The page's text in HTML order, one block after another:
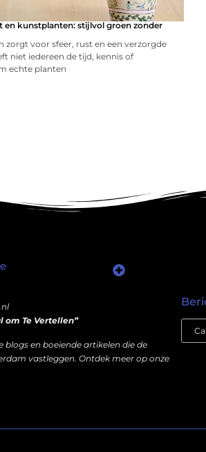
en kunstplanten: stijlvol groen zonder
zorgt voor sfeer, rust en een verzorgde
niet iedereen de tijd, kennis of
echte planten
om Te Vertellen”
blogs en boeiende artikelen die de
vastleggen. Ontdek meer op onze